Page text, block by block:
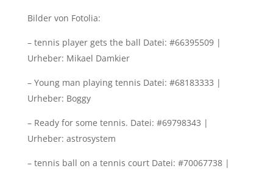
Bilder von Fotolia:
– tennis player gets the ball Datei: #66395509 |
Urheber: Mikael Damkier
– Young man playing tennis Datei: #68183333 |
Urheber: Boggy
– Ready for some tennis. Datei: #69798343 |
Urheber: astrosystem
– tennis ball on a tennis court Datei: #70067738 |